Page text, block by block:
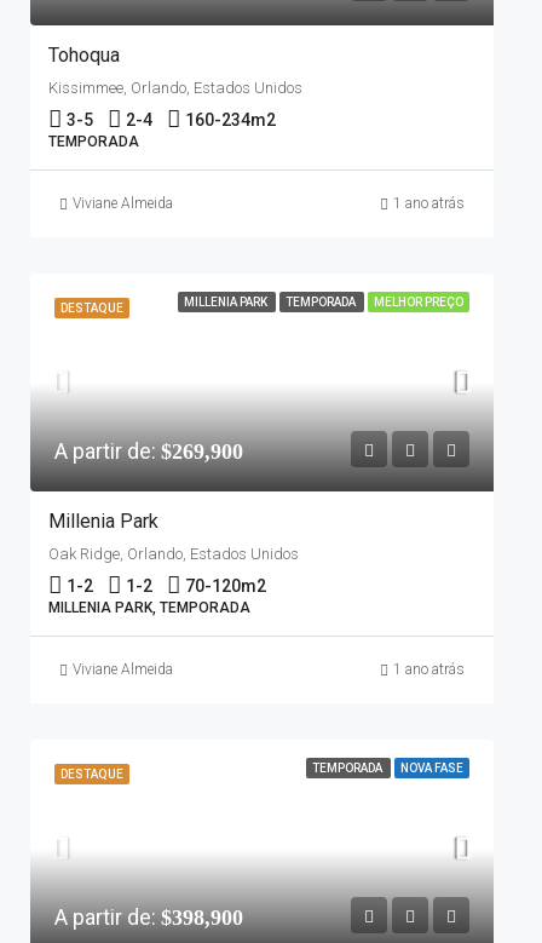
Tohoqua
Kissimmee, Orlando, Estados Unidos
3-5 2-4 160-234m2
TEMPORADA
Viviane Almeida 1 ano atrás
DESTAQUE MILLENIA PARK TEMPORADA MELHOR PREÇO
A partir de:$269,900
Millenia Park
Oak Ridge, Orlando, Estados Unidos
1-2 1-2 70-120m2
MILLENIA PARK, TEMPORADA
Viviane Almeida 1 ano atrás
DESTAQUE TEMPORADA NOVA FASE
A partir de:$398,900